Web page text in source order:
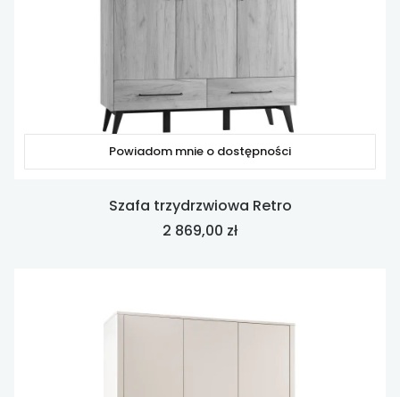
Powiadom mnie o dostępności
Szafa trzydrzwiowa Retro
Cena
2 869,00 zł